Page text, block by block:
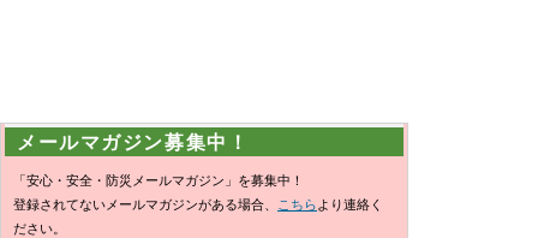
メールマガジン募集中！
「安心・安全・防災メールマガジン」を募集中！
登録されてないメールマガジンがある場合、
こちら より連絡く
ださい。